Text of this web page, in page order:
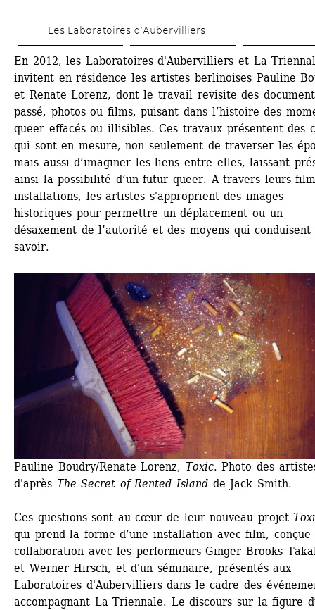
au
contenu
principal
Les Laboratoires d’Aubervilliers
En 2012, les Laboratoires d'Aubervilliers et La
invitent en résidence les artistes berlinoises Pauline
et Renate Lorenz, dont le travail revisite des
passé, photos ou films, puisant dans l’histoire des
queer effacés ou illisibles. Ces travaux présentent des
qui sont en mesure, non seulement de traverser les
mais aussi d’imaginer les liens entre elles, laissant
ainsi la possibilité d’un futur queer. A travers leurs
installations, les artistes s'approprient des images
historiques pour permettre un déplacement ou un
désaxement de l’autorité et des moyens qui conduisent
savoir.
Pauline Boudry/Renate Lorenz, Toxic. Photo des
d'après The Secret of Rented Island de Jack Smith.
Ces questions sont au cœur de leur nouveau projet
qui prend la forme d’une installation avec film, conçue
collaboration avec les performeurs Ginger Brooks
et Werner Hirsch, et d'un séminaire, présentés aux
Laboratoires d'Aubervilliers dans le cadre des
accompagnant La Triennale. Le discours sur la figure